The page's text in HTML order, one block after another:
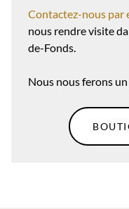
Contactez-nous par
nous rendre visite
de-Fonds.
Nous nous ferons